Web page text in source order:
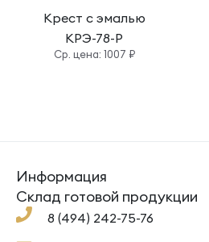
Крест с эмалью
КРЭ-78-Р
Cр. цена: 1007 ₽
8 (494) 242-75-76
Информация
Склад готовой
продукции
Под заказ
Cклад готовой продукции
Кресты
Кольца
Ложки